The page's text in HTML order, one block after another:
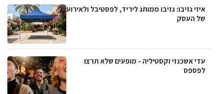
איזי גזיבו: גזיבו ממותג ליריד, לפסטיבל ולאירוע
של העסק
עדי אשכנזי וקסטיליה - מופעים שלא תרצו
לפספס